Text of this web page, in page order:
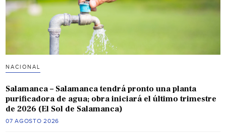
NACIONAL
Salamanca – Salamanca tendrá pronto una planta
purificadora de agua; obra iniciará el último trimestre
de 2026 (El Sol de Salamanca)
07 AGOSTO 2026